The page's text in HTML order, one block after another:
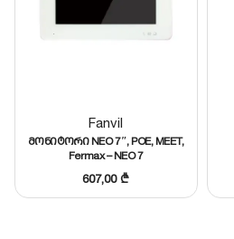
Fanvil
მონიტორი NEO 7″, POE, MEET,
Fermax – NEO 7
607,00₾